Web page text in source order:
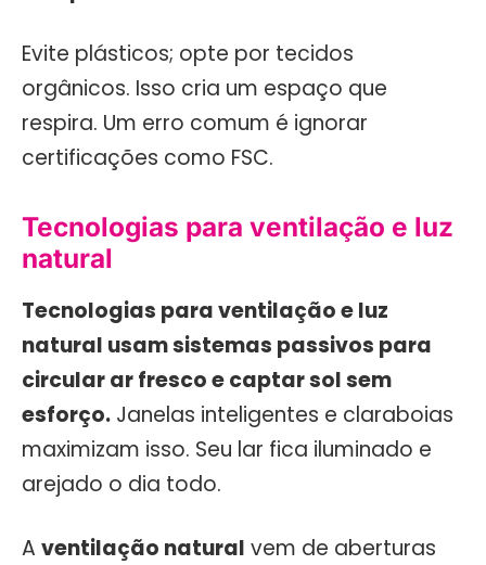
Evite plásticos; opte por tecidos
orgânicos. Isso cria um espaço que
respira. Um erro comum é ignorar
certificações como FSC.
Tecnologias para ventilação e luz
natural
Tecnologias para ventilação e luz
natural usam sistemas passivos para
circular ar fresco e captar sol sem
esforço. Janelas inteligentes e claraboias
maximizam isso. Seu lar fica iluminado e
arejado o dia todo.
A ventilação natural vem de aberturas